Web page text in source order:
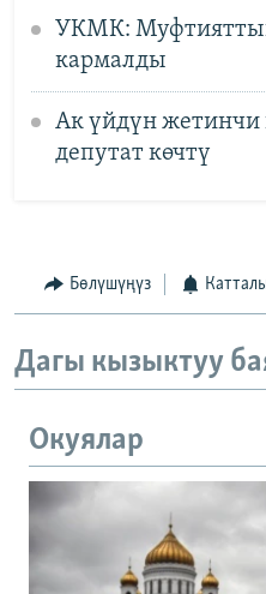
УКМК:
кармалды
Ак үйдүн жетинчи
депутат көчтү
Бөлүшүңүз
Дагы кызыктуу
Окуялар